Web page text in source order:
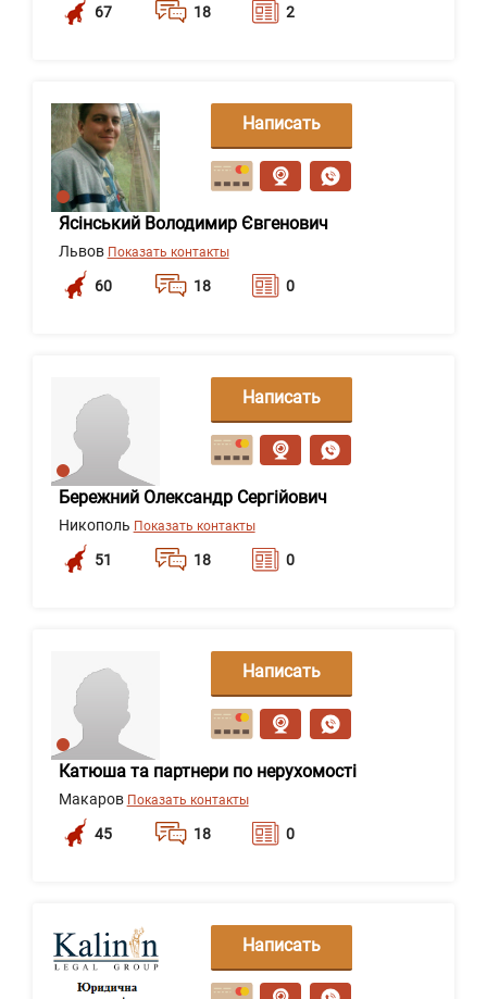
67 18 2
Ясінський Володимир Євгенович
Львов Показать контакты
60 18 0
Написать
сообщение
Бережний Олександр Сергійович
Никополь Показать контакты
51 18 0
Написать
сообщение
Катюша та партнери по нерухомості
Макаров Показать контакты
45 18 0
Написать
сообщение
Написать
сообщение